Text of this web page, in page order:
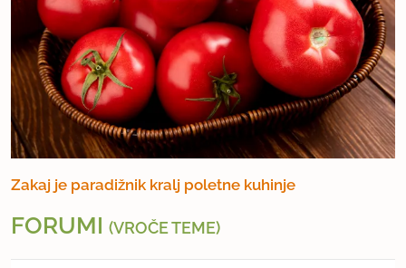
Zakaj je paradižnik kralj poletne kuhinje
FORUMI (VROČE TEME)